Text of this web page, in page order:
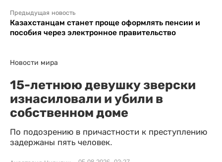
Предыдущая новость
Казахстанцам станет проще оформлять пенсии и
пособия через электронное правительство
Новости мира
15-летнюю девушку зверски
изнасиловали и убили в
собственном доме
По подозрению в причастности к преступлению
задержаны пять человек.